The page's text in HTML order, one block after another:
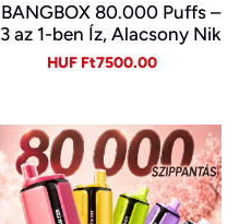
BANGBOX 80.000 Puffs –
3 az 1-ben Íz, Alacsony Nik
otin, Eredeti Újratölthető
Sale
HUF Ft7500.00